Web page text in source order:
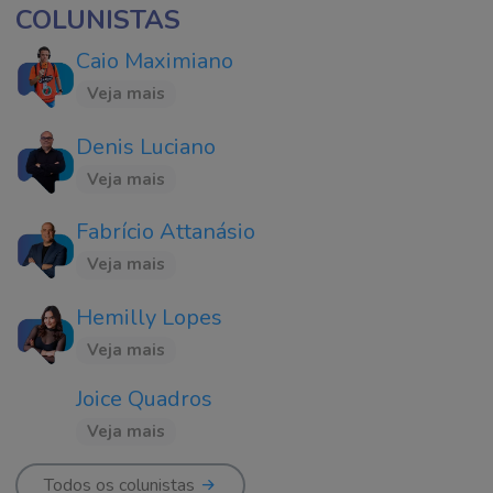
COLUNISTAS
Caio Maximiano
Veja mais
Denis Luciano
Veja mais
Fabrício Attanásio
Veja mais
Hemilly Lopes
Veja mais
Joice Quadros
Veja mais
Todos os colunistas